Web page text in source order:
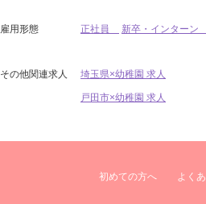
雇用形態 正社員 新卒・インター
その他関連求人 埼玉県×幼稚園 求人
戸田市×幼稚園 求人
初めての方へ よく